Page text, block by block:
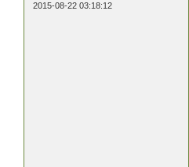
2015-08-22 03:18:12